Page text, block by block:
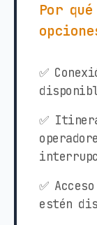
Por
✅
✅
✅
estén